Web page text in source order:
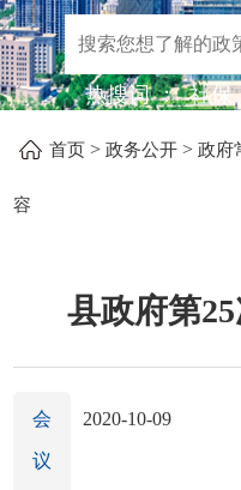
热搜词 ： 社保
首页 >政务公开 >政府
容
县政府第
会
议
2020-10-09